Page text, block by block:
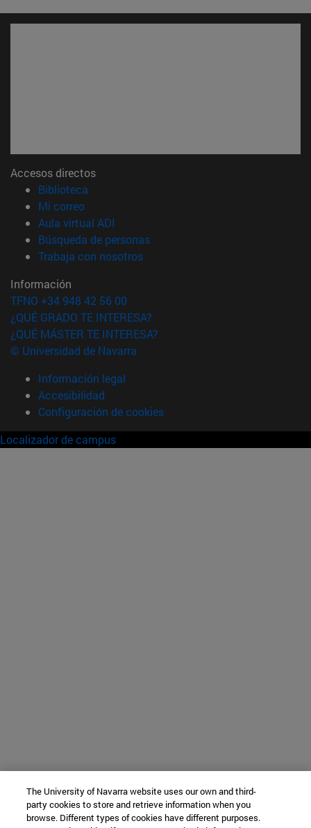
Accesos directos
Biblioteca
Mi correo(abre en nueva ventana)
Aula virtual ADI
Búsqueda de personas(abre en nueva ventana)
Trabaja con nosotros(abre en nueva ventana)
Información
TFNO +34 948 42 56 00
¿QUÉ GRADO TE INTERESA?
¿QUÉ MÁSTER TE INTERESA?
© Universidad de Navarra
Información legal
Accesibilidad
Configuración de cookies
Localizador de campus
The University of Navarra website uses our own and third-
party cookies to store and retrieve information when you
browse. Different types of cookies have different purposes.